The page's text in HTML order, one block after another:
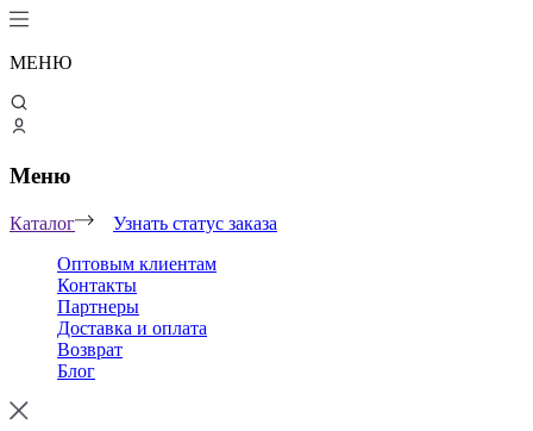
МЕНЮ
Меню
Каталог
Узнать статус заказа
Оптовым клиентам
Контакты
Партнеры
Доставка и оплата
Возврат
Блог